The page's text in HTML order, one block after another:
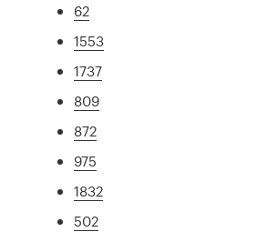
62
1553
1737
809
872
975
1832
502